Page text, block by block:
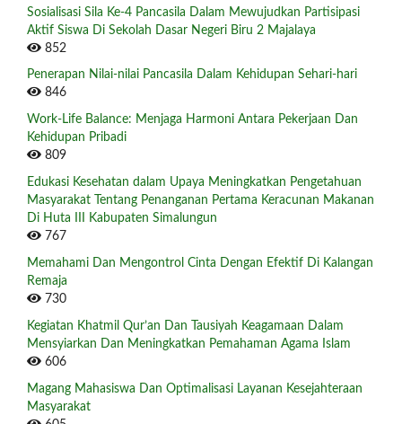
Sosialisasi Sila Ke-4 Pancasila Dalam Mewujudkan Partisipasi
Aktif Siswa Di Sekolah Dasar Negeri Biru 2 Majalaya
852
Penerapan Nilai-nilai Pancasila Dalam Kehidupan Sehari-hari
846
Work-Life Balance: Menjaga Harmoni Antara Pekerjaan Dan
Kehidupan Pribadi
809
Edukasi Kesehatan dalam Upaya Meningkatkan Pengetahuan
Masyarakat Tentang Penanganan Pertama Keracunan Makanan
Di Huta III Kabupaten Simalungun
767
Memahami Dan Mengontrol Cinta Dengan Efektif Di Kalangan
Remaja
730
Kegiatan Khatmil Qur’an Dan Tausiyah Keagamaan Dalam
Mensyiarkan Dan Meningkatkan Pemahaman Agama Islam
606
Magang Mahasiswa Dan Optimalisasi Layanan Kesejahteraan
Masyarakat